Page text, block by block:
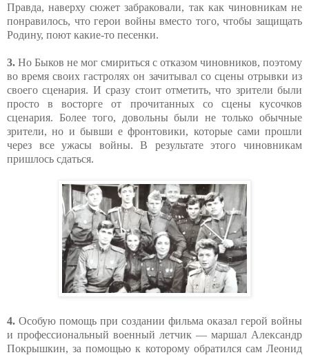
Правда, наверху сюжет забраковали, так как чиновникам не
понравилось, что герои войны вместо того, чтобы защищать
Родину, поют какие-то песенки.
3. Но Быков не мог смириться с отказом чиновников, поэтому
во время своих гастролях он зачитывал со сцены отрывки из
своего сценария. И сразу стоит отметить, что зрители были
просто в восторге от прочитанных со сцены кусочков
сценария. Более того, довольны были не только обычные
зрители, но и бывши е фронтовики, которые сами прошли
через все ужасы войны. В результате этого чиновникам
пришлось сдаться.
4. Особую помощь при создании фильма оказал герой войны
и профессиональный военный летчик — маршал Александр
Покрышкин, за помощью к которому обратился сам Леонид